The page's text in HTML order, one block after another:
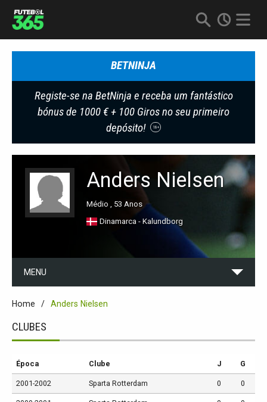
BETNINJA
Registe-se na BetNinja e receba um fantástico
bónus de 1000 € + 100 Giros no seu primeiro
depósito!
18+
Anders Nielsen
Médio , 53 Anos
Dinamarca - Kalundborg
MENU
Home Anders Nielsen
CLUBES
Época Clube J G
2001-2002 Sparta Rotterdam 0 0